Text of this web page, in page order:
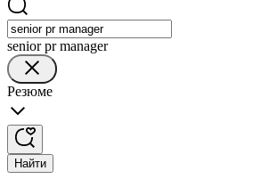
senior pr manager
Резюме
Найти